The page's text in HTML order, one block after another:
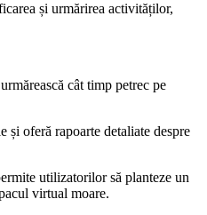
și urmărirea activităților,
cât timp petrec pe
oferă rapoarte detaliate despre
utilizatorilor să planteze un
virtual moare.